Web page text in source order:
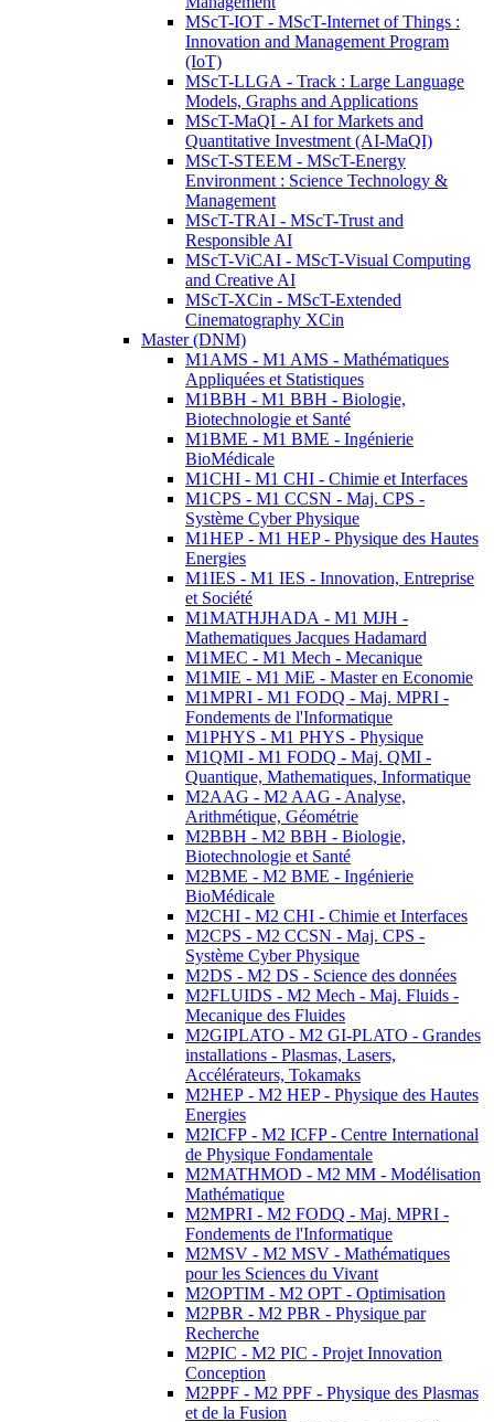
MScT-IOT - MScT-Internet of Things :
Innovation and Management Program
(IoT)
MScT-LLGA - Track : Large Language
Models, Graphs and Applications
MScT-MaQI - AI for Markets and
Quantitative Investment (AI-MaQI)
MScT-STEEM - MScT-Energy
Environment : Science Technology &
Management
MScT-TRAI - MScT-Trust and
Responsible AI
MScT-ViCAI - MScT-Visual Computing
and Creative AI
MScT-XCin - MScT-Extended
Cinematography XCin
Master (DNM)
M1AMS - M1 AMS - Mathématiques
Appliquées et Statistiques
M1BBH - M1 BBH - Biologie,
Biotechnologie et Santé
M1BME - M1 BME - Ingénierie
BioMédicale
M1CHI - M1 CHI - Chimie et Interfaces
M1CPS - M1 CCSN - Maj. CPS -
Système Cyber Physique
M1HEP - M1 HEP - Physique des Hautes
Energies
M1IES - M1 IES - Innovation, Entreprise
et Société
M1MATHJHADA - M1 MJH -
Mathematiques Jacques Hadamard
M1MEC - M1 Mech - Mecanique
M1MIE - M1 MiE - Master en Economie
M1MPRI - M1 FODQ - Maj. MPRI -
Fondements de l'Informatique
M1PHYS - M1 PHYS - Physique
M1QMI - M1 FODQ - Maj. QMI -
Quantique, Mathematiques, Informatique
M2AAG - M2 AAG - Analyse,
Arithmétique, Géométrie
M2BBH - M2 BBH - Biologie,
Biotechnologie et Santé
M2BME - M2 BME - Ingénierie
BioMédicale
M2CHI - M2 CHI - Chimie et Interfaces
M2CPS - M2 CCSN - Maj. CPS -
Système Cyber Physique
M2DS - M2 DS - Science des données
M2FLUIDS - M2 Mech - Maj. Fluids -
Mecanique des Fluides
M2GIPLATO - M2 GI-PLATO - Grandes
installations - Plasmas, Lasers,
Accélérateurs, Tokamaks
M2HEP - M2 HEP - Physique des Hautes
Energies
M2ICFP - M2 ICFP - Centre International
de Physique Fondamentale
M2MATHMOD - M2 MM - Modélisation
Mathématique
M2MPRI - M2 FODQ - Maj. MPRI -
Fondements de l'Informatique
M2MSV - M2 MSV - Mathématiques
pour les Sciences du Vivant
M2OPTIM - M2 OPT - Optimisation
M2PBR - M2 PBR - Physique par
Recherche
M2PIC - M2 PIC - Projet Innovation
Conception
M2PPF - M2 PPF - Physique des Plasmas
et de la Fusion